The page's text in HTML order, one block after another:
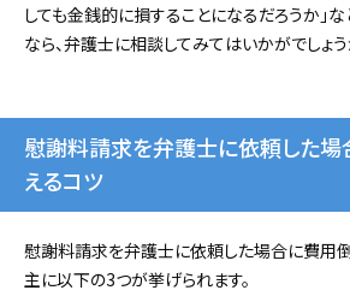
しても金銭的に損することになるだろうか」
なら、弁護士に相談してみてはいかがでしょう
慰謝料請求を弁護士に依頼した
えるコツ
慰謝料請求を弁護士に依頼した場合に費用倒
主に以下の3つが挙げられます。